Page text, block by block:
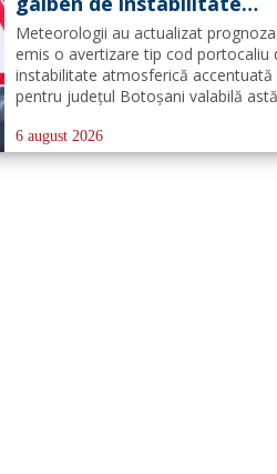
atmosferică pentru
Botoșani
Meteorologii au actualizat
emis o avertizare tip cod portocaliu
instabilitate atmosferică accentuată
pentru județul Botoșani valabilă
menționat vor fi perioade cu
atmosferică accentuată ce se va
6 august 2026